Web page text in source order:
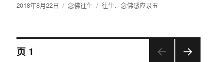
发
2018年8月22日
分
念佛往生
标
往生、念佛感应录五
文
页 1